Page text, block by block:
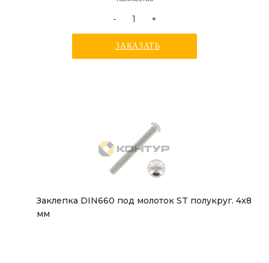
- +
ЗАКАЗАТЬ
Заклепка DIN660 под молоток ST полукруг. 4x8
мм